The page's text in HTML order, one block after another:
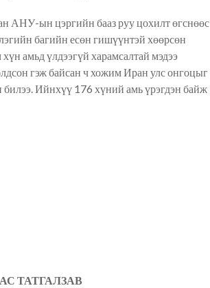
АНУ-ын цэргийн бааз руу цохилт өгснөөс
багийн есөн гишүүнтэй хөөрсөн
амьд үлдээгүй харамсалтай мэдээ
гэж байсан ч хожим Иран улс онгоцыг
Ийнхүү 176 хүний амь үрэгдэн байж
ТАТГАЛЗАВ